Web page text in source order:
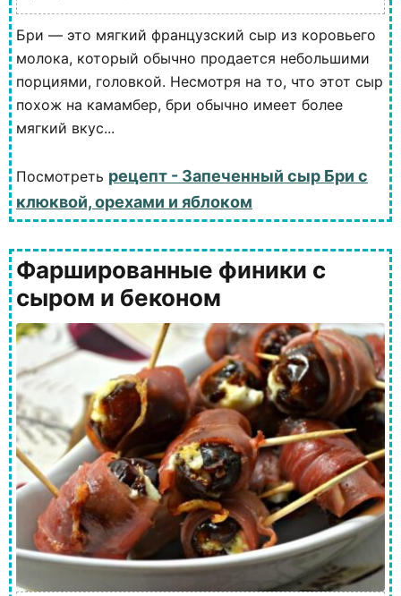
Бри — это мягкий французский сыр из коровьего
молока, который обычно продается небольшими
порциями, головкой. Несмотря на то, что этот сыр
похож на камамбер, бри обычно имеет более
мягкий вкус...
Посмотреть рецепт - Запеченный сыр Бри с
клюквой, орехами и яблоком
Фаршированные финики с
сыром и беконом